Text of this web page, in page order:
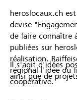
heroslocaux.ch
devise
de faire connaître
publiées sur
réalisation.
régional l'idée du
coopérative.
Il s'agit d'idées
ainsi que de